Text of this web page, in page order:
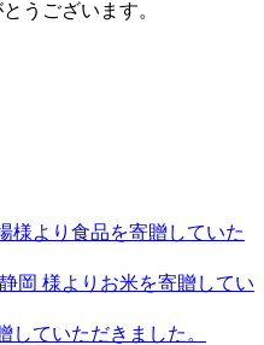
うございます。
様より食品を寄贈していた
岡 様よりお米を寄贈してい
していただきました。